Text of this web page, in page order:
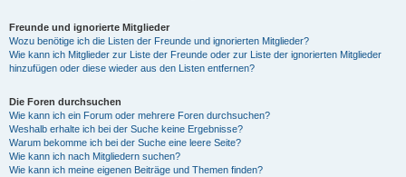
Freunde und ignorierte Mitglieder
Wozu benötige ich die Listen der Freunde und ignorierten Mitglieder?
Wie kann ich Mitglieder zur Liste der Freunde oder zur Liste der ignorierten Mitglieder
hinzufügen oder diese wieder aus den Listen entfernen?
Die Foren durchsuchen
Wie kann ich ein Forum oder mehrere Foren durchsuchen?
Weshalb erhalte ich bei der Suche keine Ergebnisse?
Warum bekomme ich bei der Suche eine leere Seite?
Wie kann ich nach Mitgliedern suchen?
Wie kann ich meine eigenen Beiträge und Themen finden?